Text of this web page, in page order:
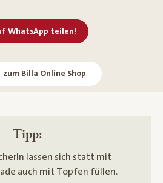
WhatsApp teilen!
zum Billa Online Shop
Tipp:
lassen sich statt mit
auch mit Topfen füllen.